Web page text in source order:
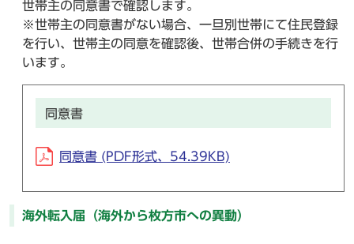
世帯主の同意書で確認します。
※世帯主の同意書がない場合、一旦別世帯にて住民登録
を行い、世帯主の同意を確認後、世帯合併の手続きを行
います。
同意書
同意書 (PDF形式、54.39KB)
海外転入届（海外から枚方市への異動）